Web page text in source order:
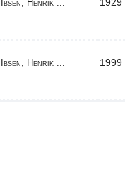
Ibsen, Henrik ...
Ibsen, Henrik ... 1999